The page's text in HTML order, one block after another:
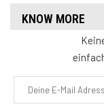
KNOW MORE